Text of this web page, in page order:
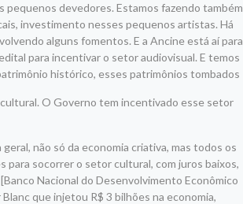
pequenos devedores. Estamos fazendo também
investimento nesses pequenos artistas. Há
alguns fomentos. E a Ancine está aí para
para incentivar o setor audiovisual. E temos
histórico, esses patrimônios tombados
O Governo tem incentivado esse setor
não só da economia criativa, mas todos os
para socorrer o setor cultural, com juros baixos,
Nacional do Desenvolvimento Econômico
que injetou R$ 3 bilhões na economia,